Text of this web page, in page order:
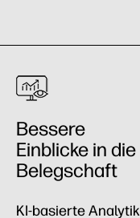
Bessere
Einblicke in die
Belegschaft
KI-basierte Analytik